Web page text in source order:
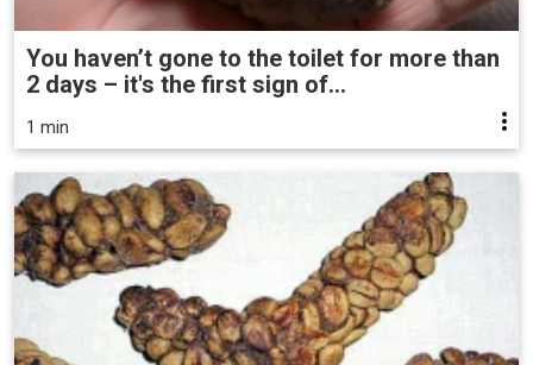
You haven’t gone to the toilet for more than
2 days – it's the first sign of...
1 min